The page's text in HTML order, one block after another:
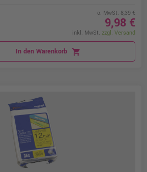
o. MwSt. 8,39 €
9,98 €
inkl. MwSt. zzgl. Versand
In den Warenkorb shopping_cart